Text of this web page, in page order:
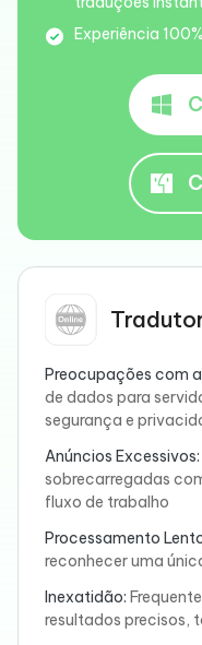
Experiência
Preocupações com
de dados para
segurança e
Anúncios Excessivos:
sobrecarregadas
fluxo de trabalho
Processamento
reconhecer uma
Inexatidão:
resultados precisos,